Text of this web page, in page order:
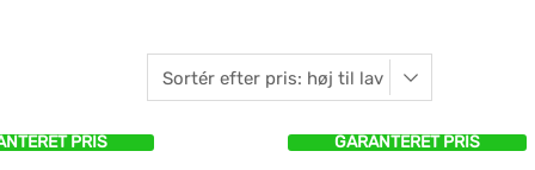
PRIS GARANTERET PRIS